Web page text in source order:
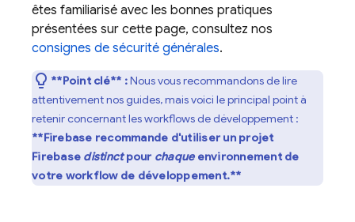
êtes familiarisé avec les bonnes pratiques
présentées sur cette page, consultez nos
consignes de sécurité générales.
**Point clé** :Nous vous recommandons de lire
attentivement nos guides, mais voici le principal point à
retenir concernant les workflows de développement :
**Firebase recommande d'utiliser un projet
Firebase distinctpour chaqueenvironnement de
votre workflow de développement.**